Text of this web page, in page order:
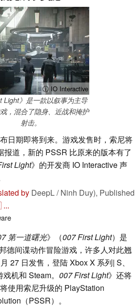
ⓘ IO Interactive
Light》是一款以叙事为主导
，混合了隐身、近战和掩护
射击。
日期即将到来。游戏发售时，索尼将
报道，新的 PSSR 比原来的版本有了
Light》的开发商 IO Interactive 声
by DeepL / Ninh Duy), Published
...
第一道曙光》（007 First Light）是
德间谍动作冒险游戏，许多人对此翘
27 日发售，登陆 Xbox X 系列| S、
机和 Steam。 007 First Light》还将
使用索尼升级的 PlayStation
（PSSR）。